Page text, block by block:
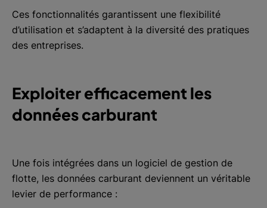
Ces fonctionnalités garantissent une flexibilité
d’utilisation et s’adaptent à la diversité des pratiques
des entreprises.
Exploiter efficacement les
données carburant
Une fois intégrées dans un logiciel de gestion de
flotte, les données carburant deviennent un véritable
levier de performance :